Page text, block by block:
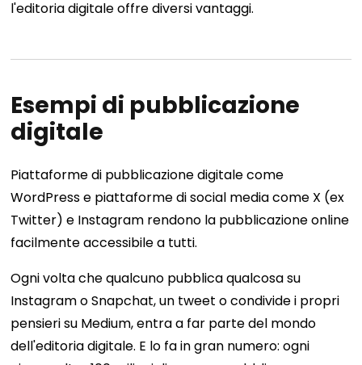
l'editoria digitale offre diversi vantaggi.
Esempi di pubblicazione
digitale
Piattaforme di pubblicazione digitale come
WordPress e piattaforme di social media come X (ex
Twitter) e Instagram rendono la pubblicazione online
facilmente accessibile a tutti.
Ogni volta che qualcuno pubblica qualcosa su
Instagram o Snapchat, un tweet o condivide i propri
pensieri su Medium, entra a far parte del mondo
dell'editoria digitale. E lo fa in gran numero: ogni